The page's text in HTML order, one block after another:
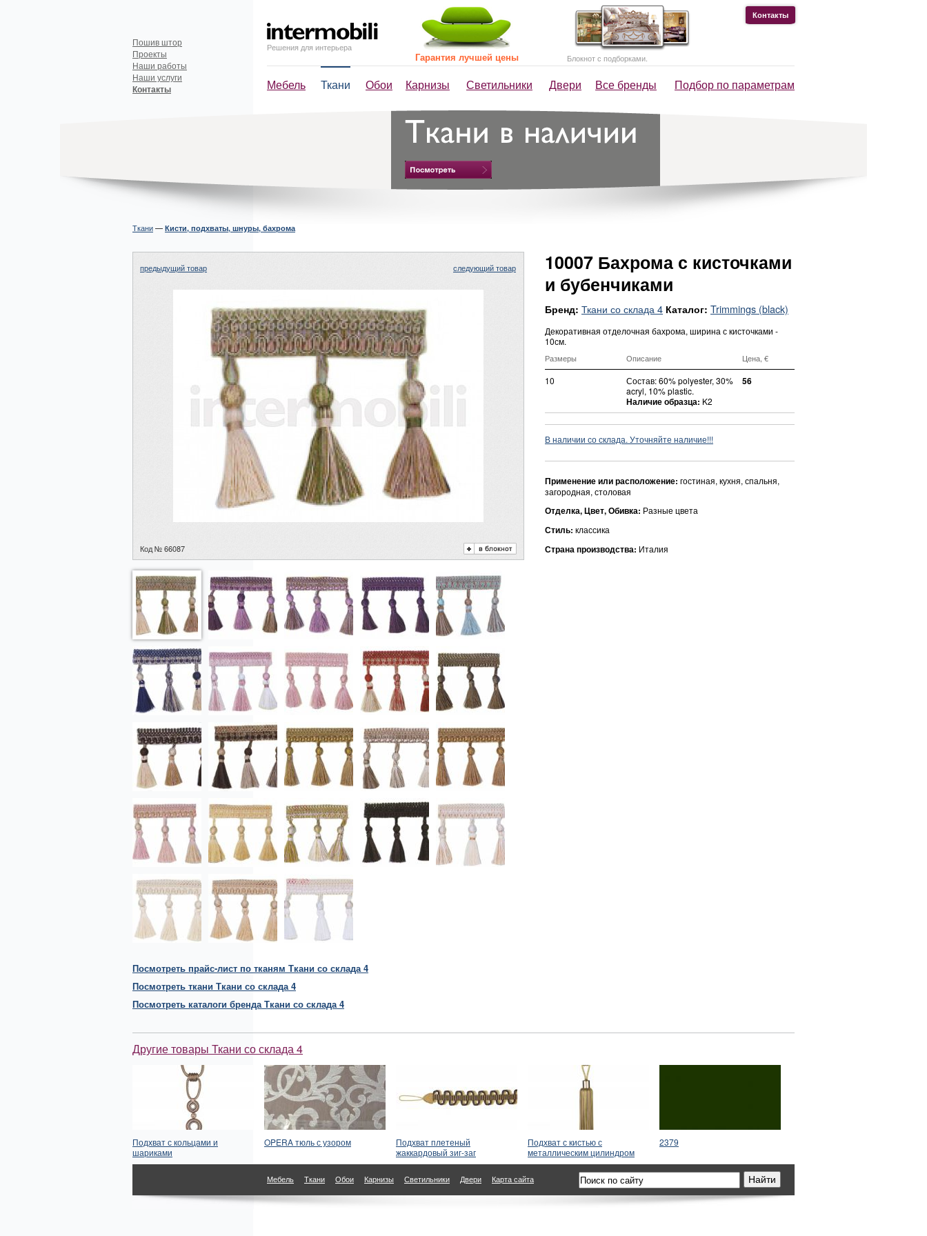
Решения для интерьера
Мебель Ткани Обои Карнизы Светильники Двери Все бренды Подбор по параметрам
Пошив штор
Проекты
Наши работы
Наши услуги
Контакты
Контакты
Гарантия лучшей цены Блокнот с подборками.
Ткани— Кисти, подхваты, шнуры, бахрома
предыдущий товар следующий товар
Код № 66087
Посмотреть прайс-лист по тканям Ткани со склада 4
Посмотреть ткани Ткани со склада 4
Посмотреть каталоги бренда Ткани со склада 4
10007 Бахрома с кисточками
и бубенчиками
Бренд: Ткани со склада 4 Каталог: Trimmings (black)
Декоративная отделочная бахрома, ширина с кисточками -
10см.
Размеры Описание Цена, €
10
Состав: 60% polyester, 30%
acryl, 10% plastic.
Наличие образца: K2
56
В наличии со склада. Уточняйте наличие!!!
Применение или расположение: гостиная, кухня, спальня,
загородная, столовая
Отделка, Цвет, Обивка: Разные цвета
Стиль: классика
Страна производства: Италия
Другие товары Ткани со склада 4
Подхват с кольцами и
шариками
OPERA тюль с узором
Подхват плетеный
жаккардовый зиг-заг
Подхват с кистью с
металлическим цилиндром
2379
Мебель Ткани Обои Карнизы Светильники Двери Карта сайта